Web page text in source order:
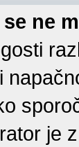
se ne
je